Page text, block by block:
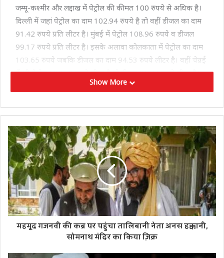
जम्मू-कश्मीर और लद्दाख में पेट्रोल की कीमत 100 रुपये से अधिक है।
दिल्ली में जहां पेट्रोल का दाम 102.94 रुपये है तो वहीं डीजल का दाम
91.42 रुपये प्रति लीटर है। मुंबई में पेट्रोल 108.96 रुपये व डीजल
99.17 रुपये प्रति लीटर है। इसके अलावा कोलकाता में पेट्रोल का दाम
103.65 रुपये जबकि डीजल का दाम 94.53 रुपये लीटर है। वहीं चेन्नई
में भी पेट्रोल 100.49 रुपये लीटर है तो डीजल 95.93 रुपये लीटर है।
के लिए परेशानी खड़ी करते रहे हैं। अक्सर अपने बयानों में वो सरकार की
नीतियों पर परामर्श देते रहते हैं। ऐसे में भाजपा के अन्य कार्यकर्ताओं,
नेताओं से सोशल मीडिया पर उनकी बहस भी होती रहती है।
Tags petrol diesel price SUBRAMANIYAN SWAMI
Show More
महमूद गजनवी की कब्र पर पहुंचा तालिबानी नेता अनस हक्कानी,
सोमनाथ मंदिर का किया ज़िक्र